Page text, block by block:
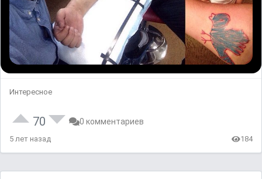
Интересное
70 0 комментариев
5 лет назад 184